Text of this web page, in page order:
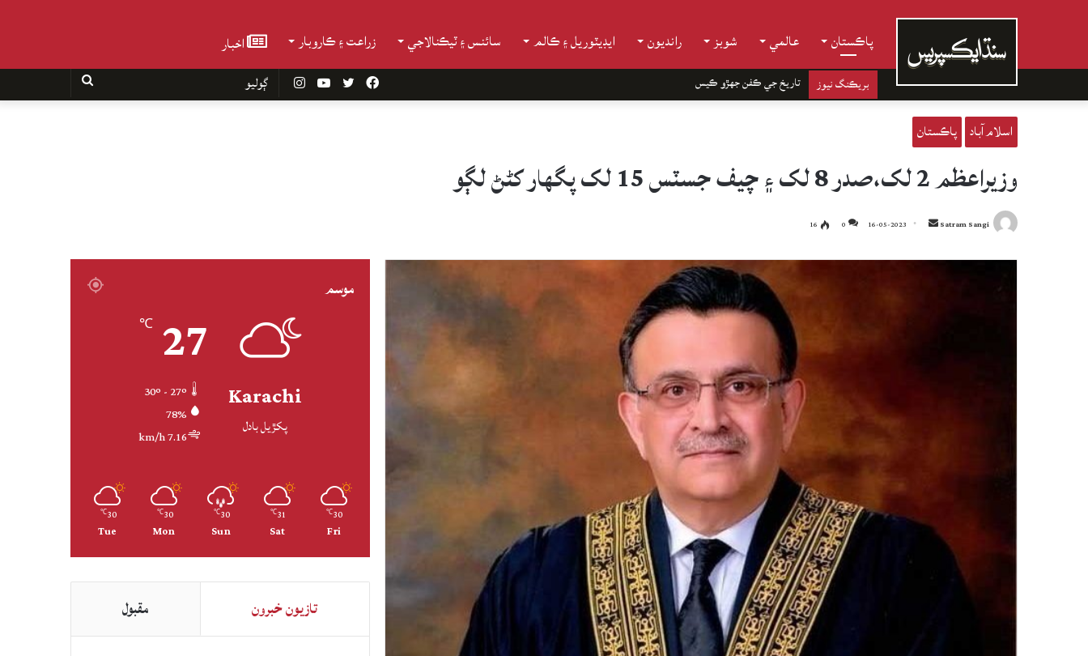
پاڪستان عالمي شوبز رانديون ايڊيٽوريل ۽ ڪالم سائنس ۽ ٽيڪنالاجي زراعت ۽ ڪاروبار اخبار
بريڪنگ نيوز تاريخ جي ڪفن جھڙو ڪيس InstagramYouTube Twitter
Facebook
اسلام آباد پاڪستان
وزيراعظم 2 لک،صدر 8 لک ۽ چيف جسٽس 15 لک پگهار کڻڻ لڳو
Satram Sangi
Send
email
16-05-2023
0
16
موسم
Karachi
پکڙيل بادل
27
℃
78%
7.16 km/h
30
℃
Fri
31
℃
Sat
30
℃
Sun
30
℃
Mon
30
℃
Tue
تازيون خبرون مقبول